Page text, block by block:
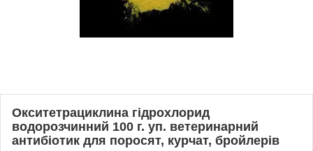
Окситетрациклина гідрохлорид
водорозчинний 100 г. уп. ветеринарний
антибіотик для поросят, курчат, бройлерів